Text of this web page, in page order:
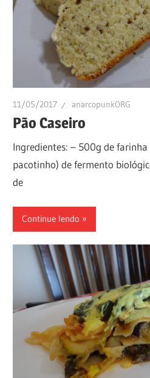
11/05/2017 anarcopunkORG
Pão Caseiro
Ingredientes: – 500g de
pacotinho) de fermento
de
Continue lendo